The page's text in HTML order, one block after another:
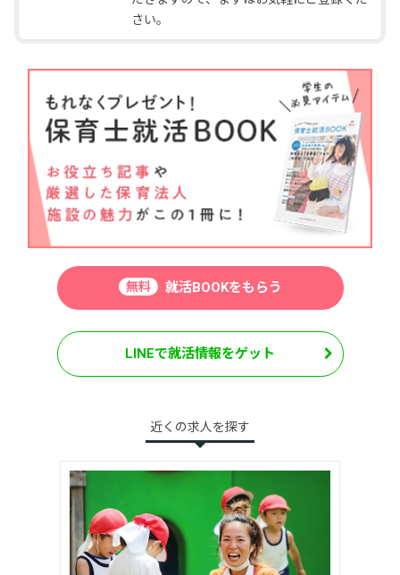
さい。
無料 就活BOOKをもらう
LINEで就活情報をゲット
近くの求人を探す